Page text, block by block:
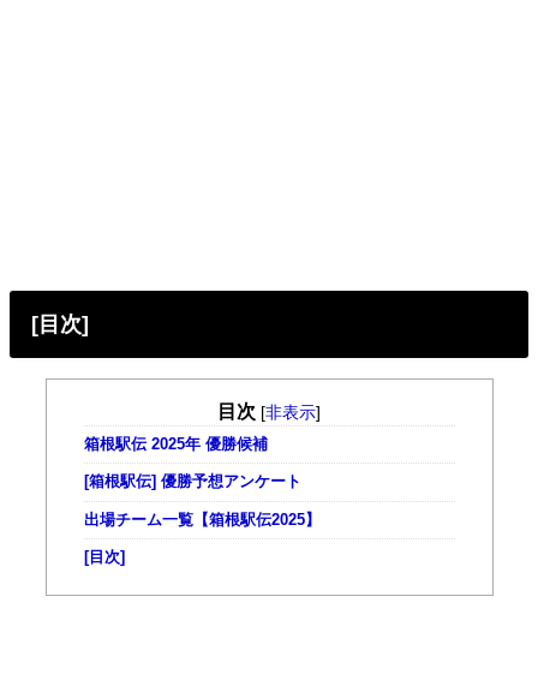
[目次]
目次 [非表示]
箱根駅伝 2025年 優勝候補
[箱根駅伝] 優勝予想アンケート
出場チーム一覧【箱根駅伝2025】
[目次]